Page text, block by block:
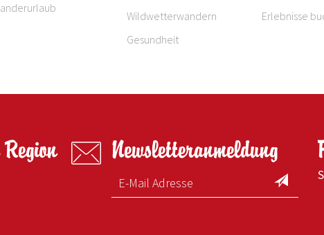
Wildwetterwandern
Gesundheit
Erlebnisse
Newsletteranmeldung